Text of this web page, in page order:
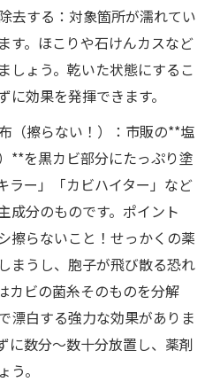
去する：対象箇所が濡れてい
す。ほこりや石けんカスなど
しょう。乾いた状態にするこ
に効果を発揮できます。
（擦らない！）：市販の**塩
**を黒カビ部分にたっぷり塗
ラー」「カビハイター」など
成分のものです。ポイント
擦らないこと！せっかくの薬
まうし、胞子が飛び散る恐れ
カビの菌糸そのものを分解
漂白する強力な効果がありま
に数分～数十分放置し、薬剤
。